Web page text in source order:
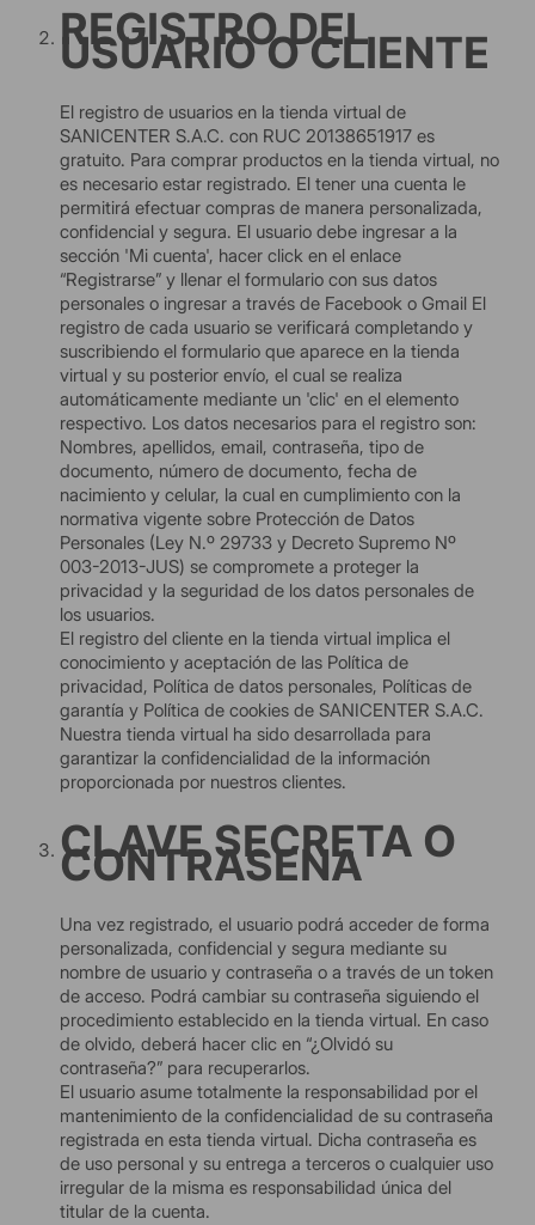
REGISTRO DEL
USUARIO O CLIENTE
El registro de usuarios en la tienda virtual de
SANICENTER S.A.C. con RUC 20138651917 es
gratuito. Para comprar productos en la tienda virtual, no
es necesario estar registrado. El tener una cuenta le
permitirá efectuar compras de manera personalizada,
confidencial y segura. El usuario debe ingresar a la
sección 'Mi cuenta', hacer click en el enlace
“Registrarse” y llenar el formulario con sus datos
personales o ingresar a través de Facebook o Gmail El
registro de cada usuario se verificará completando y
suscribiendo el formulario que aparece en la tienda
virtual y su posterior envío, el cual se realiza
automáticamente mediante un 'clic' en el elemento
respectivo. Los datos necesarios para el registro son:
Nombres, apellidos, email, contraseña, tipo de
documento, número de documento, fecha de
nacimiento y celular, la cual en cumplimiento con la
normativa vigente sobre Protección de Datos
Personales (Ley N.º 29733 y Decreto Supremo Nº
003-2013-JUS) se compromete a proteger la
privacidad y la seguridad de los datos personales de
los usuarios.
El registro del cliente en la tienda virtual implica el
conocimiento y aceptación de las Política de
privacidad, Política de datos personales, Políticas de
garantía y Política de cookies de SANICENTER S.A.C.
Nuestra tienda virtual ha sido desarrollada para
garantizar la confidencialidad de la información
proporcionada por nuestros clientes.
CLAVE SECRETA O
CONTRASEÑA
Una vez registrado, el usuario podrá acceder de forma
personalizada, confidencial y segura mediante su
nombre de usuario y contraseña o a través de un token
de acceso. Podrá cambiar su contraseña siguiendo el
procedimiento establecido en la tienda virtual. En caso
de olvido, deberá hacer clic en “¿Olvidó su
contraseña?” para recuperarlos.
El usuario asume totalmente la responsabilidad por el
mantenimiento de la confidencialidad de su contraseña
registrada en esta tienda virtual. Dicha contraseña es
de uso personal y su entrega a terceros o cualquier uso
irregular de la misma es responsabilidad única del
titular de la cuenta.